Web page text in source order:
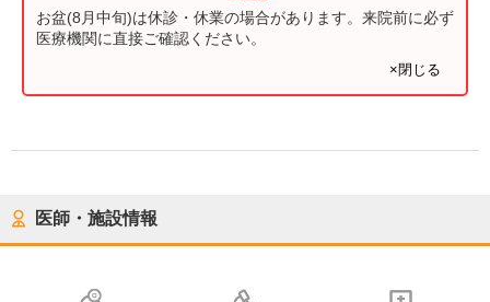
お盆(8月中旬)は休診・休業の場合があります。来院前に必ず
医療機関に直接ご確認ください。
×閉じる
医師・施設情報